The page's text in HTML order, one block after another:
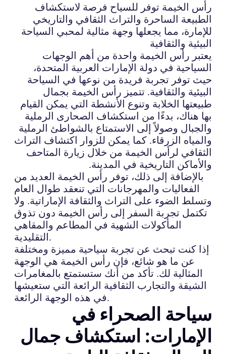
رأس الخيمة توفر للسياح فرصة لاستكشاف
الطبيعة الساحرة والتراث الثقافي والتاريخي
للإمارة، مما يجعلها وجهة مثالية لمحبي السياحة
البيئية والثقافية
يعتبر رأس الخيمة واحدة من أهم الوجهات
السياحية في دولة الإمارات العربية المتحدة،
حيث توفر تجربة فريدة من نوعها في السياحة
البيئية والثقافية. تتميز رأس الخيمة بجمال
طبيعتها الخلابة وتنوع الأنشطة التي يمكن القيام
بها هناك، بدءًا من استكشاف الصحارى الرملية
والجبال وصولاً إلى الاستمتاع بالشواطئ الرملية
والمياه الزرقاء. كما يمكن للزوار اكتشاف التراث
الثقافي لرأس الخيمة من خلال زيارة المتاحف
والأماكن التاريخية في المدينة.
بالإضافة إلى ذلك، توفر رأس الخيمة العديد من
الفعاليات والمهرجانات التي تنعقد طوال العام
وتسلط الضوء على التراث والثقافة الإماراتية. ولا
تكتمل تجربة السفر إلى رأس الخيمة دون تذوق
المأكولات الشهية في المطاعم والمقاهي
التقليدية.
إذا كنت تبحث عن تجربة سياحية مميزة ومختلفة
عن ما هو شائع، فإن رأس الخيمة هي الوجهة
المثالية لك. تأكد من أنك ستستمتع بالمغامرات
الشيقة والتجارب الثقافية الرائعة التي ستعيشها
في هذه الوجهة الرائعة.
سياحة الصحراء في
الإمارات: استكشاف جمال